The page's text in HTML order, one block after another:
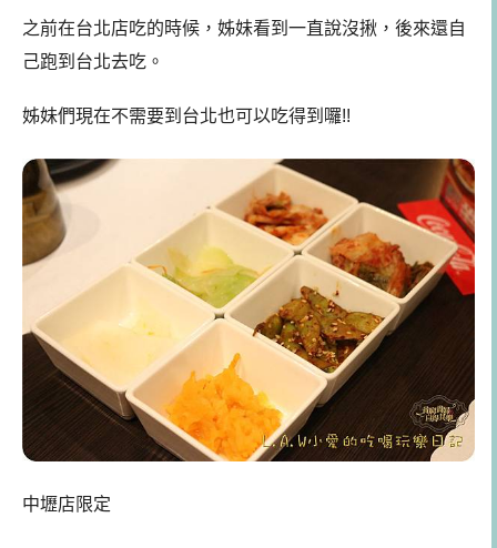
之前在台北店吃的時候，姊妹看到一直說沒揪，後來還自
己跑到台北去吃。
姊妹們現在不需要到台北也可以吃得到囉!!
中壢店限定